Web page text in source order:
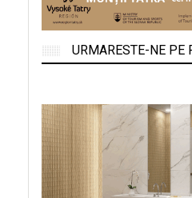
URMARESTE-NE PE